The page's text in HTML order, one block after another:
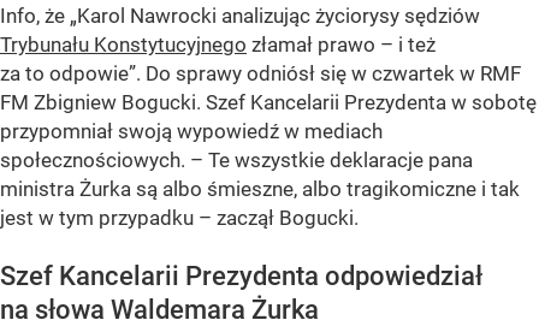
Info, że „Karol Nawrocki analizując życiorysy sędziów
Trybunału Konstytucyjnego złamał prawo – i też
za to odpowie”. Do sprawy odniósł się w czwartek w RMF
FM Zbigniew Bogucki. Szef Kancelarii Prezydenta w sobotę
przypomniał swoją wypowiedź w mediach
społecznościowych. – Te wszystkie deklaracje pana
ministra Żurka są albo śmieszne, albo tragikomiczne i tak
jest w tym przypadku – zaczął Bogucki.
Szef Kancelarii Prezydenta odpowiedział
na słowa Waldemara Żurka